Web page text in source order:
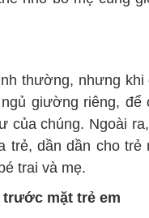
thường, nhưng
giường riêng, để
của chúng. Ngoài
trẻ, dần dần cho trẻ
trai và mẹ.
mặt trẻ em